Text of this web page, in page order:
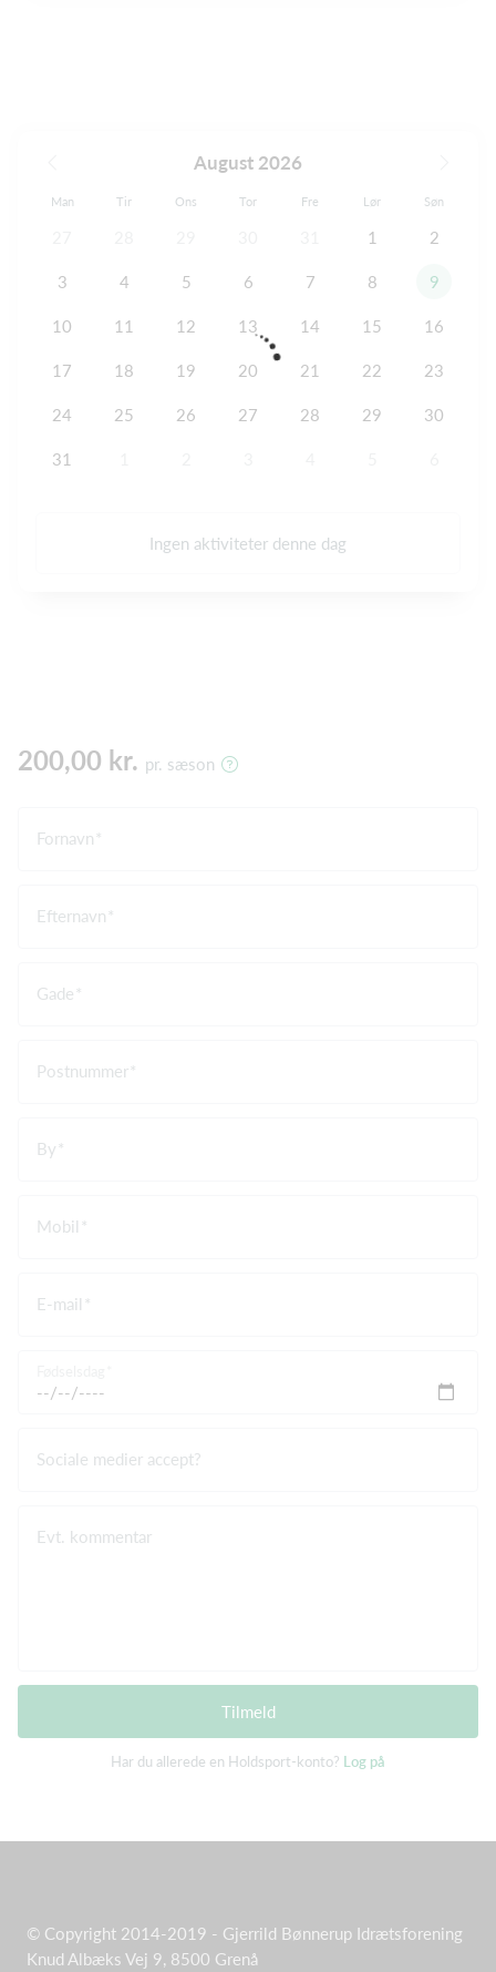
August 2026
Man Tir Ons Tor Fre Lør Søn
1 2
3 4 5 6 7 8 9
10 11 12 13 14 15 16
17 18 19 20 21 22 23
24 25 26 27 28 29 30
31
Ingen aktiviteter denne dag
200,00 kr. pr. sæson
Fornavn
Efternavn
Gade
Postnummer
By
Mobil
E-mail
Sociale medier accept?
Evt. kommentar
Tilmeld
Har du allerede en Holdsport-konto? Log på
© Copyright 2014-2019 - Gjerrild Bønnerup Idrætsforening
Knud Albæks Vej 9, 8500 Grenå